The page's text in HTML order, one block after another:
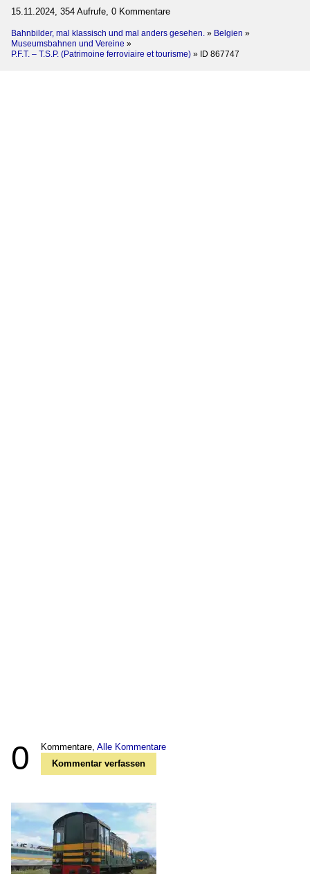
15.11.2024, 354 Aufrufe, 0 Kommentare
Bahnbilder, mal klassisch und mal anders gesehen. » Belgien »
Museumsbahnen und Vereine »
P.F.T. – T.S.P. (Patrimoine ferroviaire et tourisme) » ID 867747
0 Kommentare, Alle Kommentare
Kommentar verfassen